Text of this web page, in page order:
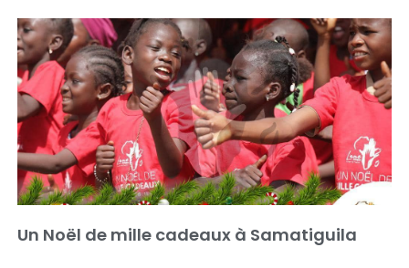
Un Noël de mille cadeaux à Samatiguila